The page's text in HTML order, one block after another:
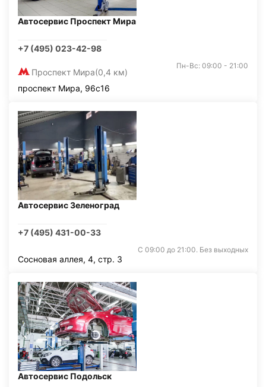
Автосервис Проспект Мира
+7 (495) 023-42-98
Проспект Мира(0,4 км)
Пн-Вс: 09:00 - 21:00
проспект Мира, 96с16
Автосервис Зеленоград
+7 (495) 431-00-33
С 09:00 до 21:00. Без выходных
Сосновая аллея, 4, стр. 3
Автосервис Подольск